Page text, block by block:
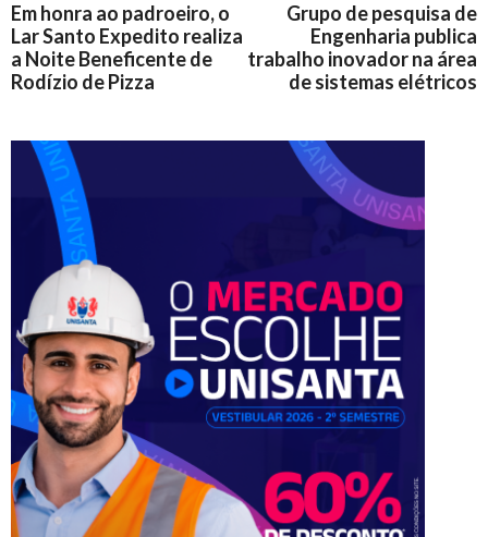
Em honra ao padroeiro, o
Lar Santo Expedito realiza
a Noite Beneficente de
Rodízio de Pizza
Grupo de pesquisa de
Engenharia publica
trabalho inovador na área
de sistemas elétricos